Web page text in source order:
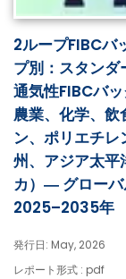
2ループFIBCバ
プ別：スタンダ
通気性FIBCバ
農業、化学、飲
ン、ポリエチ
州、アジア太平
カ）― グローバ
2025–2035年
発行日: May, 2026
レポート形式 : pdf